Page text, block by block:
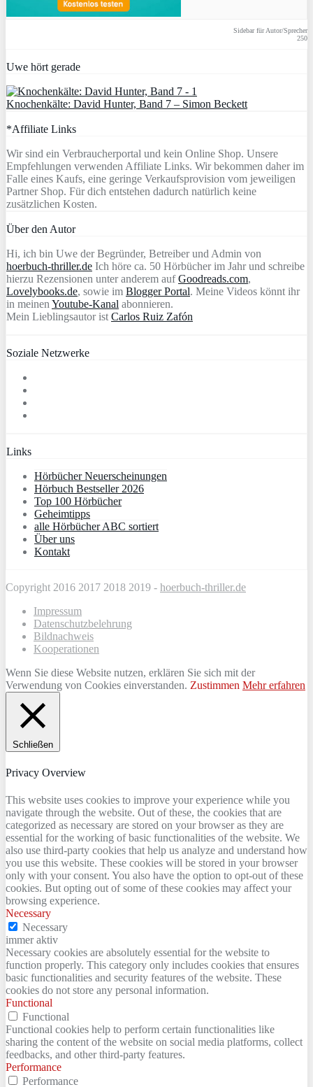
Sidebar für Autor/Sprecher
250
Uwe hört gerade
Knochenkälte: David Hunter, Band 7 – Simon Beckett
*Affiliate Links
Wir sind ein Verbraucherportal und kein Online Shop. Unsere
Empfehlungen verwenden Affiliate Links. Wir bekommen daher im
Falle eines Kaufs, eine geringe Verkaufsprovision vom jeweiligen
Partner Shop. Für dich entstehen dadurch natürlich keine
zusätzlichen Kosten.
Über den Autor
Hi, ich bin Uwe der Begründer, Betreiber und Admin von
hoerbuch-thriller.de Ich höre ca. 50 Hörbücher im Jahr und schreibe
hierzu Rezensionen unter anderem aufGoodreads.com,
Lovelybooks.de, sowie im Blogger Portal. Meine Videos könnt ihr
in meinen Youtube-Kanal abonnieren.
Mein Lieblingsautor ist Carlos Ruiz Zafón
Soziale Netzwerke
Links
Hörbücher Neuerscheinungen
Hörbuch Bestseller 2026
Top 100 Hörbücher
Geheimtipps
alle Hörbücher ABC sortiert
Über uns
Kontakt
Copyright 2016 2017 2018 2019 - hoerbuch-thriller.de
Impressum
Datenschutzbelehrung
Bildnachweis
Kooperationen
Wenn Sie diese Website nutzen, erklären Sie sich mit der
Verwendung von Cookies einverstanden. Zustimmen Mehr erfahren
Schließen
Privacy Overview
This website uses cookies to improve your experience while you
navigate through the website. Out of these, the cookies that are
categorized as necessary are stored on your browser as they are
essential for the working of basic functionalities of the website. We
also use third-party cookies that help us analyze and understand how
you use this website. These cookies will be stored in your browser
only with your consent. You also have the option to opt-out of these
cookies. But opting out of some of these cookies may affect your
browsing experience.
Necessary
Necessary
immer aktiv
Necessary cookies are absolutely essential for the website to
function properly. This category only includes cookies that ensures
basic functionalities and security features of the website. These
cookies do not store any personal information.
Functional
Functional
Functional cookies help to perform certain functionalities like
sharing the content of the website on social media platforms, collect
feedbacks, and other third-party features.
Performance
Performance